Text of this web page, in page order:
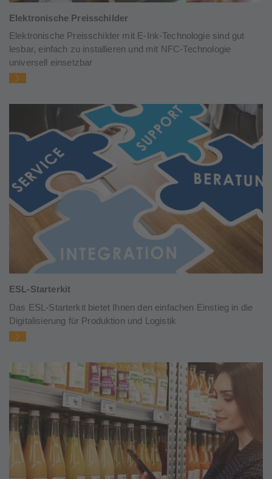
Elektronische Preisschilder
Elektronische Preisschilder mit E-Ink-Technologie sind gut
lesbar, einfach zu installieren und mit NFC-Technologie
universell einsetzbar
ESL-Starterkit
Das ESL-Starterkit bietet Ihnen den einfachen Einstieg in die
Digitalisierung für Produktion und Logistik